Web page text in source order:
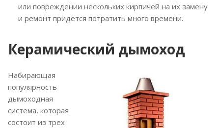
или повреждении нескольких кирпичей на их замену
и ремонт придется потратить много времени.
Керамический дымоход
Набирающая
популярность
дымоходная
система, которая
состоит из трех